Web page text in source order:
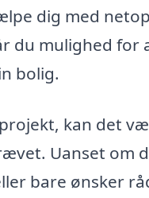
dig med
mulighed for
bolig.
kan det
Uanset om
bare ønsker